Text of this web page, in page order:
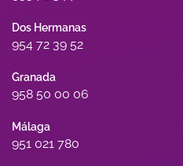
Dos Hermanas
954 72 39 52
Granada
958 50 00 06
Málaga
951 021 780